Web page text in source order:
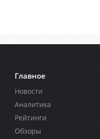
Главное
Новости
Аналитика
Рейтинги
Обзоры